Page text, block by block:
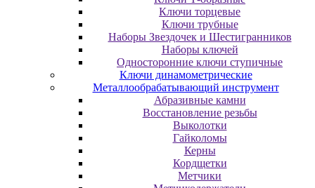
Ключи торцевые
Ключи трубные
Наборы Звездочек и Шестигранников
Наборы ключей
Односторонние ключи ступичные
Ключи динамометрические
Металлообрабатывающий инструмент
Абразивные камни
Восстановление резьбы
Выколотки
Гайколомы
Керны
Кордщетки
Метчики